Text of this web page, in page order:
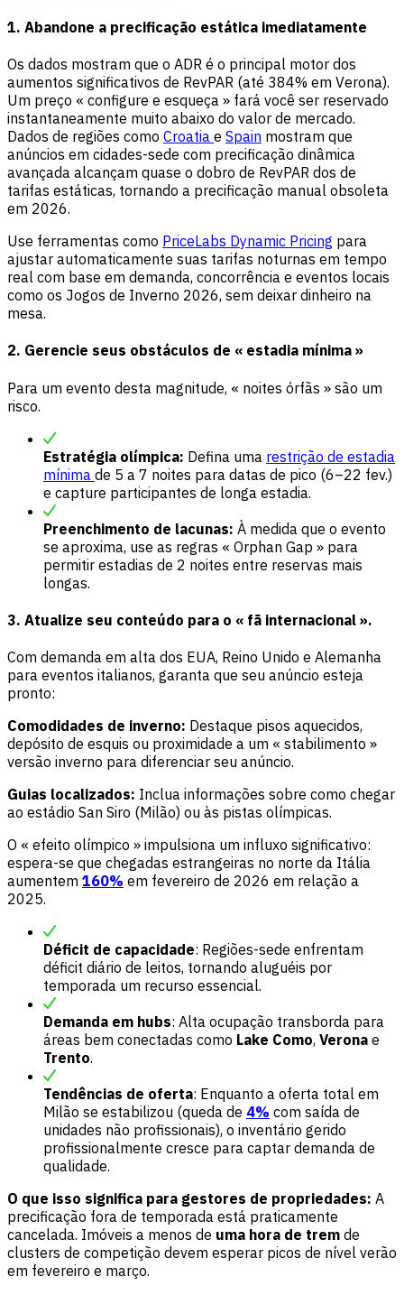
1. Abandone a precificação estática imediatamente
Os dados mostram que o ADR é o principal motor dos
aumentos significativos de RevPAR (até 384% em Verona).
Um preço « configure e esqueça » fará você ser reservado
instantaneamente muito abaixo do valor de mercado.
Dados de regiões como Croatia e Spain mostram que
anúncios em cidades-sede com precificação dinâmica
avançada alcançam quase o dobro de RevPAR dos de
tarifas estáticas, tornando a precificação manual obsoleta
em 2026.
Use ferramentas como PriceLabs Dynamic Pricing para
ajustar automaticamente suas tarifas noturnas em tempo
real com base em demanda, concorrência e eventos locais
como os Jogos de Inverno 2026, sem deixar dinheiro na
mesa.
2. Gerencie seus obstáculos de « estadia mínima »
Para um evento desta magnitude, « noites órfãs » são um
risco.
Estratégia olímpica: Defina uma restrição de estadia
mínima de 5 a 7 noites para datas de pico (6–22 fev.)
e capture participantes de longa estadia.
Preenchimento de lacunas: À medida que o evento
se aproxima, use as regras « Orphan Gap » para
permitir estadias de 2 noites entre reservas mais
longas.
3. Atualize seu conteúdo para o « fã internacional ».
Com demanda em alta dos EUA, Reino Unido e Alemanha
para eventos italianos, garanta que seu anúncio esteja
pronto:
Comodidades de inverno: Destaque pisos aquecidos,
depósito de esquis ou proximidade a um « stabilimento »
versão inverno para diferenciar seu anúncio.
Guias localizados: Inclua informações sobre como chegar
ao estádio San Siro (Milão) ou às pistas olímpicas.
O « efeito olímpico » impulsiona um influxo significativo:
espera-se que chegadas estrangeiras no norte da Itália
aumentem 160% em fevereiro de 2026 em relação a
2025.
Déficit de capacidade: Regiões-sede enfrentam
déficit diário de leitos, tornando aluguéis por
temporada um recurso essencial.
Demanda em hubs: Alta ocupação transborda para
áreas bem conectadas como Lake Como, Verona e
Trento.
Tendências de oferta: Enquanto a oferta total em
Milão se estabilizou (queda de 4% com saída de
unidades não profissionais), o inventário gerido
profissionalmente cresce para captar demanda de
qualidade.
O que isso significa para gestores de propriedades: A
precificação fora de temporada está praticamente
cancelada. Imóveis a menos de uma hora de trem de
clusters de competição devem esperar picos de nível verão
em fevereiro e março.